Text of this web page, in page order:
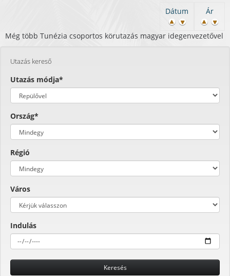
Ár
Dátum
Még több Tunézia csoportos körutazás magyar idegenvezetővel
Utazás kereső
Utazás módja*
Ország*
Régió
Város
Indulás
Keresés